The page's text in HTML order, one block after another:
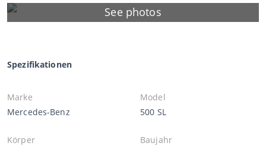
See photos
Spezifikationen
Marke
Mercedes-Benz
Model
500 SL
Körper
Baujahr